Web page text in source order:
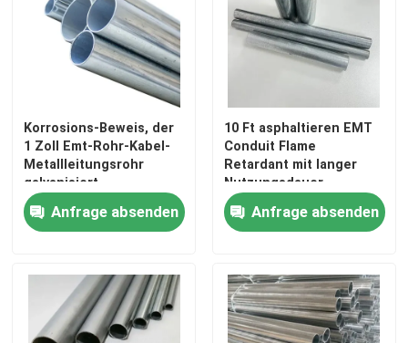
Korrosions-Beweis, der
1 Zoll Emt-Rohr-Kabel-
Metallleitungsrohr
galvanisiert
Anfrage absenden
10 Ft asphaltieren EMT
Conduit Flame
Retardant mit langer
Nutzungsdauer
Anfrage absenden